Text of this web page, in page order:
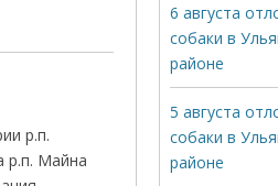
р.п.
р.п. Майна
6 августа
собаки в
районе
5 августа
собаки в
районе